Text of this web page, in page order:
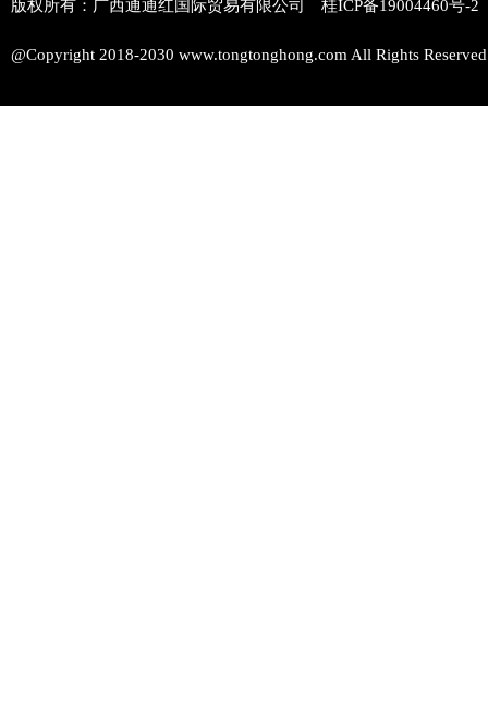
版权所有：广西通通红国际贸易有限公司 桂ICP备19004460号-2
@Copyright 2018-2030 www.tongtonghong.com All Rights Reserved